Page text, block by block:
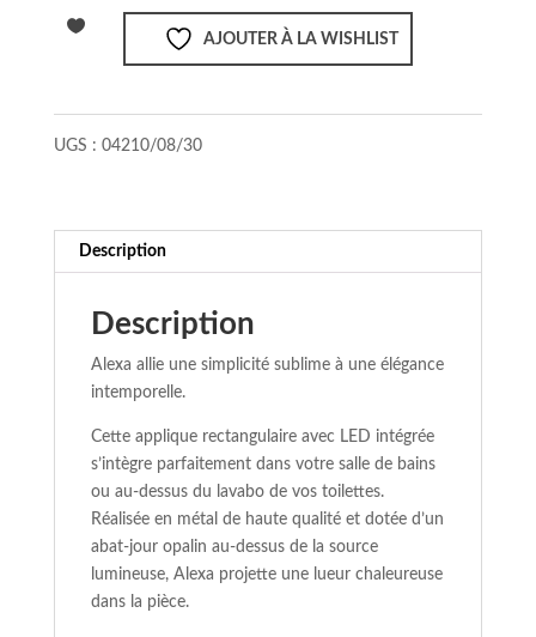
-
Noir
AJOUTER À LA WISHLIST
UGS : 04210/08/30
Description
Description
Alexa allie une simplicité sublime à une élégance
intemporelle.
Cette applique rectangulaire avec LED intégrée
s’intègre parfaitement dans votre salle de bains
ou au-dessus du lavabo de vos toilettes.
Réalisée en métal de haute qualité et dotée d’un
abat-jour opalin au-dessus de la source
lumineuse, Alexa projette une lueur chaleureuse
dans la pièce.